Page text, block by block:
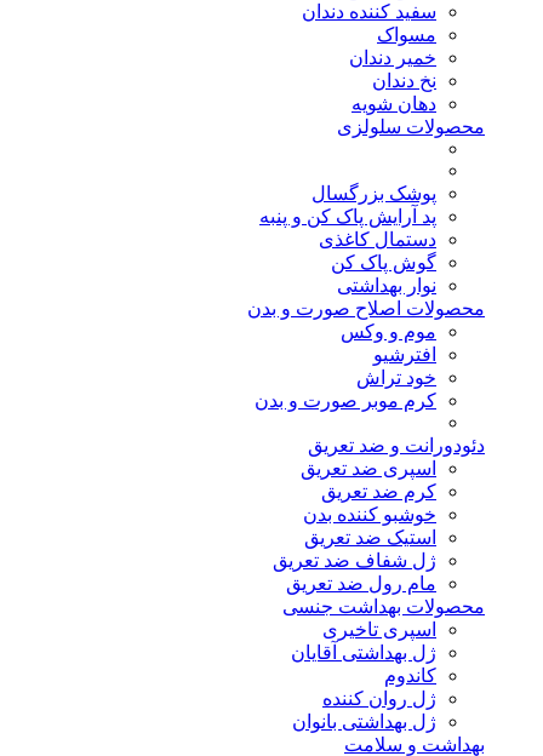
سفید کننده دندان
مسواک
خمیر دندان
نخ دندان
دهان شویه
محصولات سلولزی
پوشک بزرگسال
پد آرایش پاک کن و پنبه
دستمال کاغذی
گوش پاک کن
نوار بهداشتی
محصولات اصلاح صورت و بدن
موم و وکس
افترشیو
خود تراش
کرم موبر صورت و بدن
دئودورانت و ضد تعریق
اسپری ضد تعریق
کرم ضد تعریق
خوشبو کننده بدن
استیک ضد تعریق
ژل شفاف ضد تعریق
مام رول ضد تعریق
محصولات بهداشت جنسی
اسپری تاخیری
ژل بهداشتی آقایان
کاندوم
ژل روان کننده
ژل بهداشتی بانوان
بهداشت و سلامت